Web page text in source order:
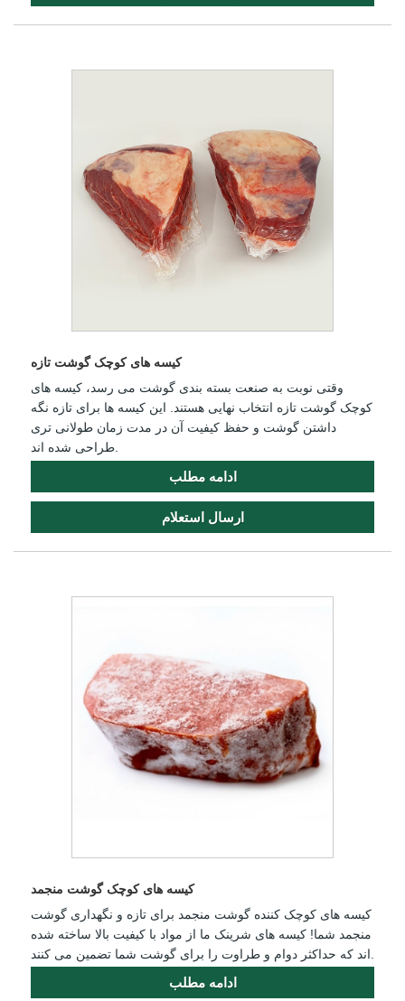
کیسه های کوچک گوشت تازه
وقتی نوبت به صنعت بسته بندی گوشت می رسد، کیسه های
کوچک گوشت تازه انتخاب نهایی هستند. این کیسه ها برای تازه نگه
داشتن گوشت و حفظ کیفیت آن در مدت زمان طولانی تری
ادامه مطلب
ارسال استعلام
کیسه های کوچک گوشت منجمد
کیسه های کوچک کننده گوشت منجمد برای تازه و نگهداری گوشت
منجمد شما! کیسه های شرینک ما از مواد با کیفیت بالا ساخته شده
ادامه مطلب